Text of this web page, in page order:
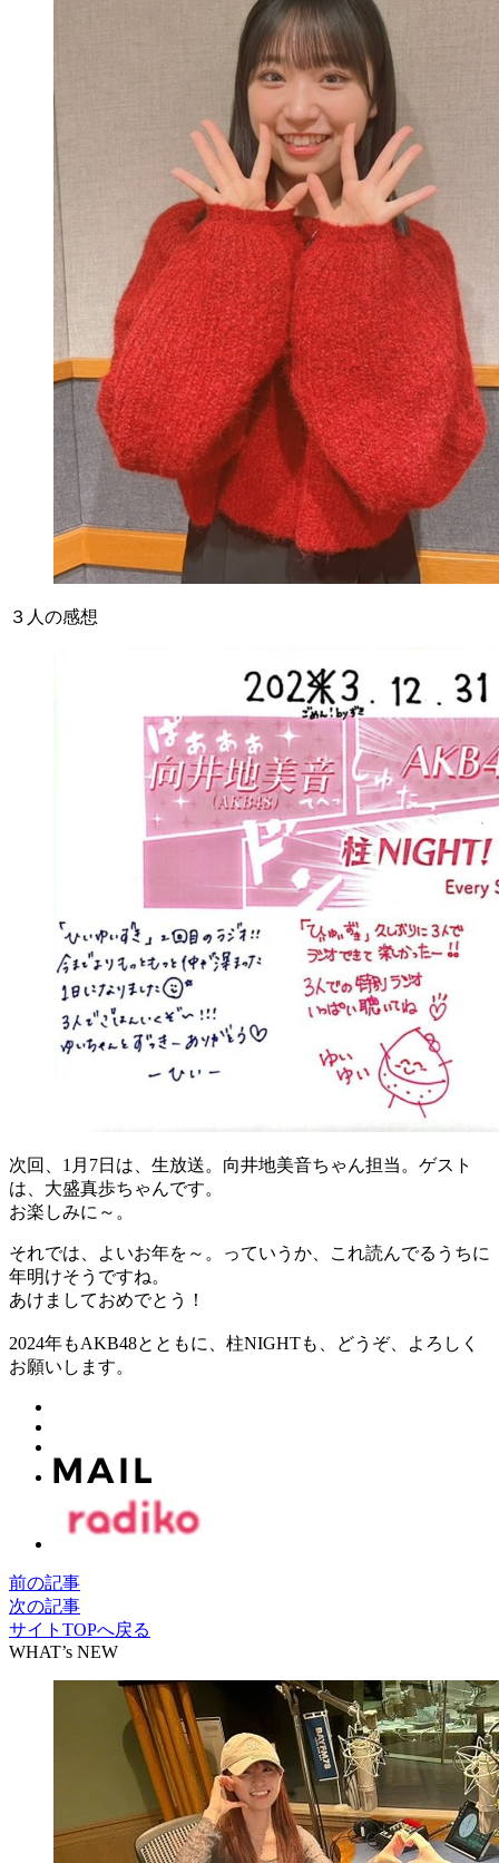
３人の感想
次回、1月7日は、生放送。向井地美音ちゃん担当。ゲスト
は、大盛真歩ちゃんです。
お楽しみに～。
それでは、よいお年を～。っていうか、これ読んでるうちに
年明けそうですね。
あけましておめでとう！
2024年もAKB48とともに、柱NIGHTも、どうぞ、よろしく
お願いします。
前の記事
次の記事
サイトTOPへ戻る
WHAT’s NEW